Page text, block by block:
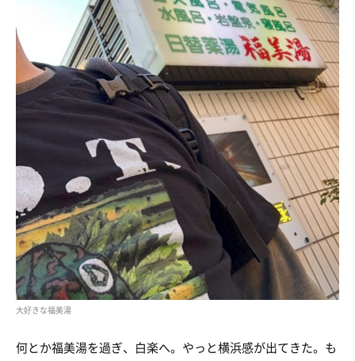
大好きな福美湯
何とか福美湯を過ぎ、白楽へ。やっと横浜感が出てきた。も